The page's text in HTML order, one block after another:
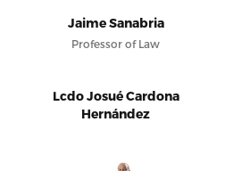
Jaime Sanabria
Professor of Law
Lcdo Josué Cardona
Hernández